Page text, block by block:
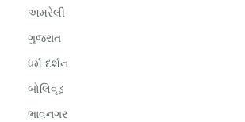
અમરેલી
ગુજરાત
ધર્મ દર્શન
બોલિવૂડ
ભાવનગર